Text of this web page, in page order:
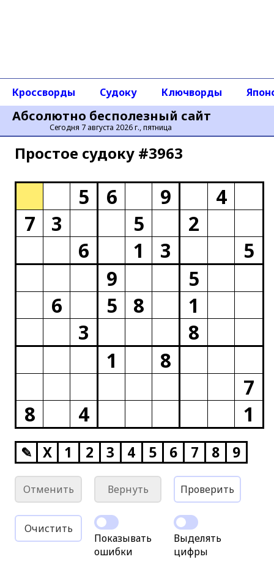
Абсолютно бесполезный сайт
Сегодня 7 августа 2026 г., пятница
Кроссворды Судоку Ключворды
Простое cудоку #3963
5 6 9
4
7
3 5
2
6
1 3
5
9
5
6
5 8
1
3
8
1
8
7
8
4 1
✎ X 1 2 3 4 5 6 7 8 9
Отменить Вернуть Проверить
Очистить
Показывать
ошибки
Выделять
цифры